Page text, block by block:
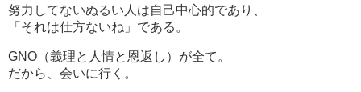
努力してないぬるい人は自己中心的であり、
「それは仕方ないね」である。
GNO（義理と人情と恩返し）が全て。
だから、会いに行く。